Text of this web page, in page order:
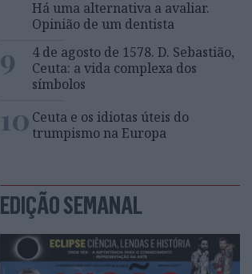
Há uma alternativa a avaliar.
Opinião de um dentista
9
4 de agosto de 1578. D. Sebastião,
Ceuta: a vida complexa dos
símbolos
10 Ceuta e os idiotas úteis do
trumpismo na Europa
EDIÇÃO SEMANAL